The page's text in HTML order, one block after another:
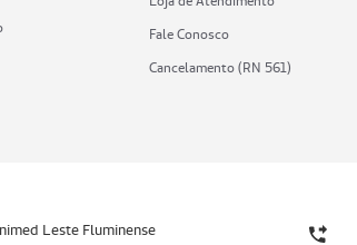
Fale Conosco
Cancelamento (RN 561)
Leste Fluminense